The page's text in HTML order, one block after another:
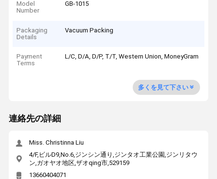
Model
Number
GB-1015
Packaging
Details
Vacuum Packing
Payment
Terms
L/C, D/A, D/P, T/T, Western Union, MoneyGram
多くを見て下さい
連絡先の詳細
Miss. Christinna Liu
4/F,ビルD9,No.6,ジンシン通り,ジンタオ工業公園,ジンリタウ
ン,ガオヤオ地区,ザオqing市,529159
13660404071